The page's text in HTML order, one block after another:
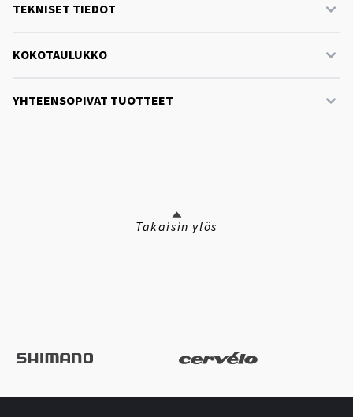
TEKNISET TIEDOT
KOKOTAULUKKO
YHTEENSOPIVAT TUOTTEET
Takaisin ylös